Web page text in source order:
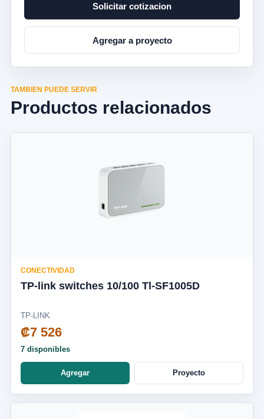
Solicitar cotizacion
Agregar a proyecto
TAMBIEN PUEDE SERVIR
Productos relacionados
CONECTIVIDAD
TP-link switches 10/100 Tl-SF1005D
TP-LINK
₡7 526
7 disponibles
Agregar Proyecto